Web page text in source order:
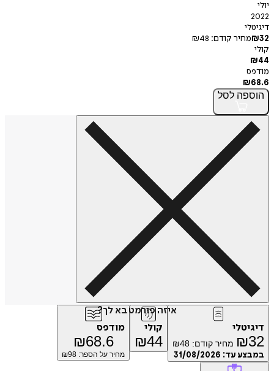
יולי
2022
דיגיטלי
₪32 מחיר קודם: ₪48
קולי
₪44
מודפס
₪68.6
הוספה לסל
איזה פורמט בא לך?
דיגיטלי
₪32 מחיר קודם: ₪48
במבצע עד: 31/08/2026
קולי
₪44
מודפס
₪68.6
מחיר על הספר: ₪ 98